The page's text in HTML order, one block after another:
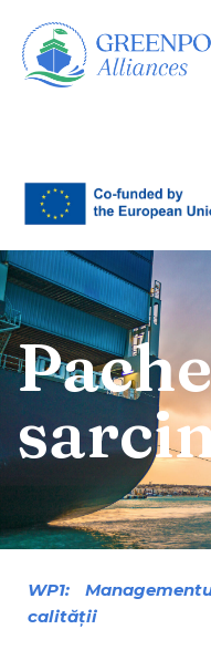
Sari
la
WP1:
calității